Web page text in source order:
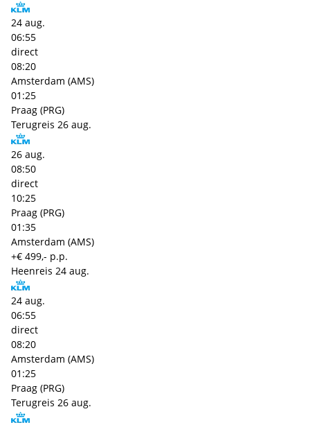
24 aug.
06:55
direct
08:20
Amsterdam (AMS)
01:25
Praag (PRG)
Terugreis 26 aug.
26 aug.
08:50
direct
10:25
Praag (PRG)
01:35
Amsterdam (AMS)
+€ 499,- p.p.
Heenreis 24 aug.
24 aug.
06:55
direct
08:20
Amsterdam (AMS)
01:25
Praag (PRG)
Terugreis 26 aug.